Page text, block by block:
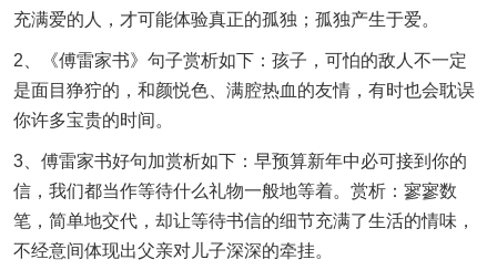
充满爱的人，才可能体验真正的孤独；孤独产生于爱。
2、《傅雷家书》句子赏析如下：孩子，可怕的敌人不一定
是面目狰狞的，和颜悦色、满腔热血的友情，有时也会耽误
你许多宝贵的时间。
3、傅雷家书好句加赏析如下：早预算新年中必可接到你的
信，我们都当作等待什么礼物一般地等着。赏析：寥寥数
笔，简单地交代，却让等待书信的细节充满了生活的情味，
不经意间体现出父亲对儿子深深的牵挂。